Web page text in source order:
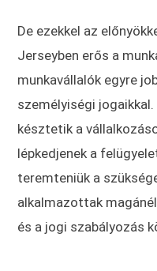
De ezekkel az
Jerseyben erős a
munkavállalók egyre
személyiségi
késztetik a
lépkedjenek a
teremteniük a
alkalmazottak
és a jogi szabályozás